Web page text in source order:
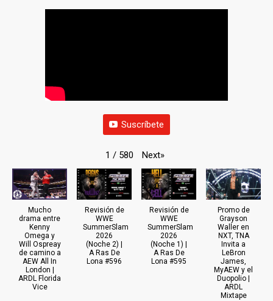
Suscríbete
1 / 580 Next»
Mucho
drama entre
Kenny
Omega y
Will Ospreay
de camino a
AEW All In
London |
ARDL Florida
Vice
Revisión de
WWE
SummerSlam
2026
(Noche 2) |
A Ras De
Lona #596
Revisión de
WWE
SummerSlam
2026
(Noche 1) |
A Ras De
Lona #595
Promo de
Grayson
Waller en
NXT, TNA
Invita a
LeBron
James,
MyAEW y el
Duopolio |
ARDL
Mixtape